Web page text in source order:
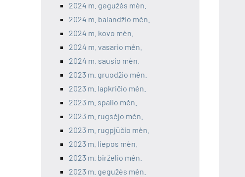
2024 m. gegužės mėn.
2024 m. balandžio mėn.
2024 m. kovo mėn.
2024 m. vasario mėn.
2024 m. sausio mėn.
2023 m. gruodžio mėn.
2023 m. lapkričio mėn.
2023 m. spalio mėn.
2023 m. rugsėjo mėn.
2023 m. rugpjūčio mėn.
2023 m. liepos mėn.
2023 m. birželio mėn.
2023 m. gegužės mėn.